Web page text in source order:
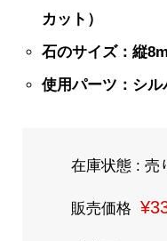
カット）
石のサイズ：縦
使用パーツ：シル
在庫状態 : 売
販売価格